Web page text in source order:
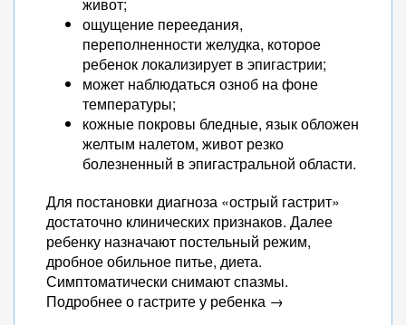
ощущение переедания,
переполненности желудка, которое
ребенок локализирует в эпигастрии;
может наблюдаться озноб на фоне
температуры;
кожные покровы бледные, язык обложен
желтым налетом, живот резко
болезненный в эпигастральной области.
Для постановки диагноза «острый гастрит»
достаточно клинических признаков. Далее
ребенку назначают постельный режим,
дробное обильное питье, диета.
Симптоматически снимают спазмы.
Подробнее о гастрите у ребенка →